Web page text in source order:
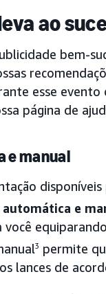
ao
bem-
esse
página de
e manual
automática e
3 permite
lances de